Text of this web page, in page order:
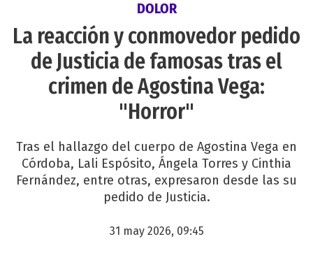
DOLOR
La reacción y conmovedor pedido
de Justicia de famosas tras el
crimen de Agostina Vega:
"Horror"
Tras el hallazgo del cuerpo de Agostina Vega en
Córdoba, Lali Espósito, Ángela Torres y Cinthia
Fernández, entre otras, expresaron desde las su
pedido de Justicia.
31 may 2026, 09:45